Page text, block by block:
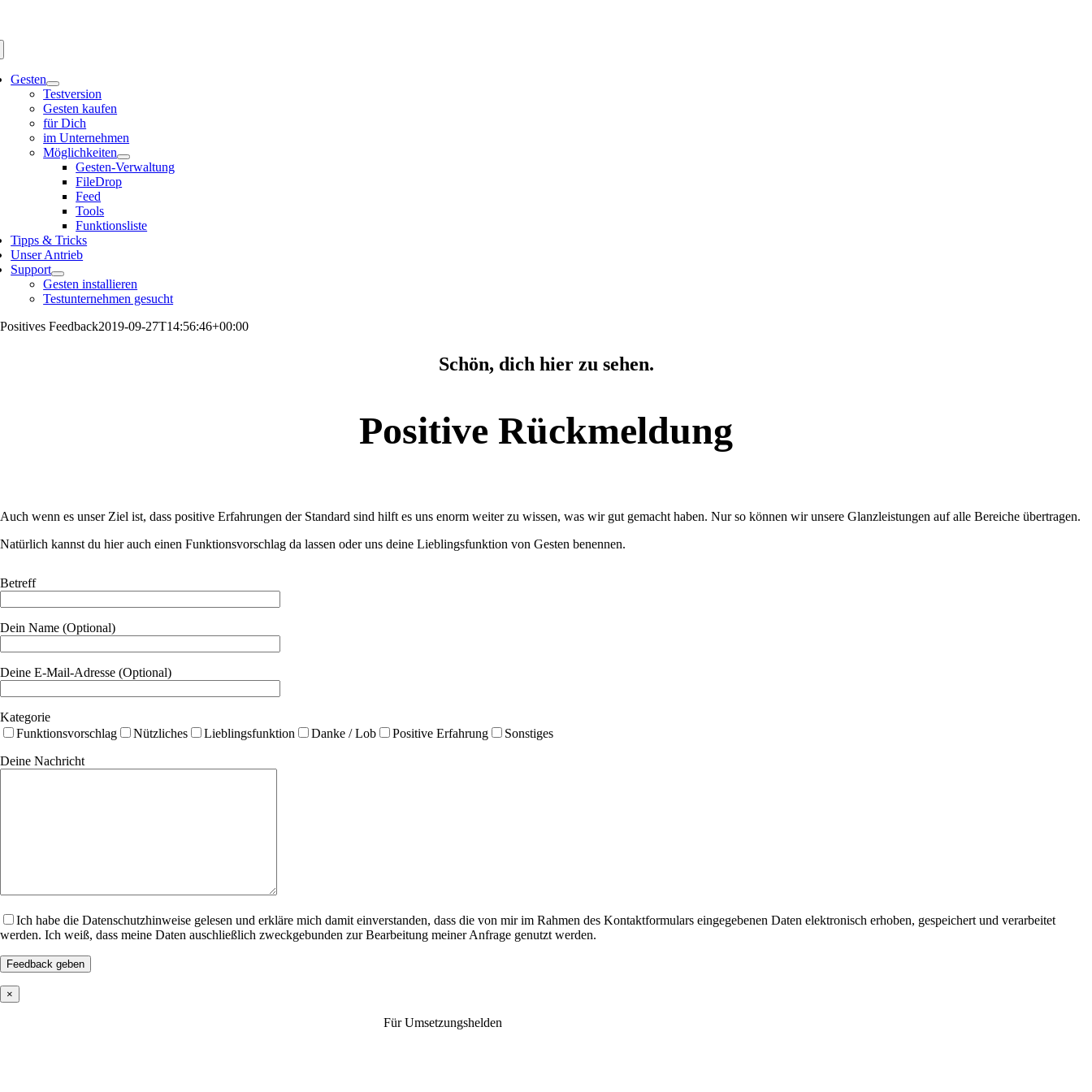
Gesten
Testversion
Gesten kaufen
für Dich
im Unternehmen
Möglichkeiten
Gesten-Verwaltung
FileDrop
Feed
Tools
Funktionsliste
Tipps & Tricks
Unser Antrieb
Support
Gesten installieren
Testunternehmen gesucht
Positives Feedback2019-09-27T14:56:46+00:00
Schön, dich hier zu sehen.
Positive Rückmeldung
Auch wenn es unser Ziel ist, dass positive Erfahrungen der Standard sind hilft es uns enorm weiter zu wissen, was wir gut gemacht haben. Nur so können wir unsere Glanzleistungen auf alle Bereiche übertragen.
Natürlich kannst du hier auch einen Funktionsvorschlag da lassen oder uns deine Lieblingsfunktion von Gesten benennen.
Betreff
Dein Name (Optional)
Deine E-Mail-Adresse (Optional)
Kategorie
Funktionsvorschlag
Nützliches Lieblingsfunktion Danke / Lob Positive Erfahrung
Sonstiges
Deine Nachricht
Ich habe die Datenschutzhinweise gelesen und erkläre mich damit einverstanden, dass die von mir im Rahmen des Kontaktformulars eingegebenen Daten elektronisch erhoben, gespeichert und verarbeitet
werden. Ich weiß, dass meine Daten auschließlich zweckgebunden zur Bearbeitung meiner Anfrage genutzt werden.
×
Für Umsetzungshelden